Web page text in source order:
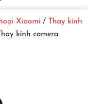
Xiaomi /
Thay kính
kính camera